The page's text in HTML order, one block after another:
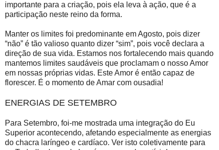
importante para a criação, pois ela leva à ação, que é a
participação neste reino da forma.
Manter os limites foi predominante em Agosto, pois dizer
“não” é tão valioso quanto dizer “sim”, pois você declara a
direção de sua vida. Estamos nos fortalecendo mais quando
mantemos limites saudáveis que proclamam o nosso Amor
em nossas próprias vidas. Este Amor é então capaz de
florescer. É o momento de Amar com ousadia!
ENERGIAS DE SETEMBRO
Para Setembro, foi-me mostrada uma integração do Eu
Superior acontecendo, afetando especialmente as energias
do chacra laríngeo e cardíaco. Ver isto coletivamente para